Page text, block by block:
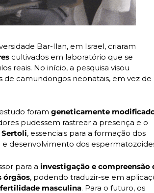
cultivados em laboratório que se
reais. No início, a pesquisa visou
de camundongos neonatais, em vez de
foram geneticamente
pudessem rastrear a presença e o
Sertoli, essenciais para a formação dos
desenvolvimento dos
para a investigação e compreensão
órgãos, podendo traduzir-se em
masculina. Para o futuro, os